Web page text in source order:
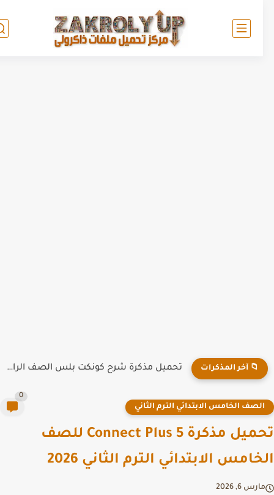
📁 آخر المذكرات تحميل مذكرة شرح كونكت بلس الصف الرابع الابتدائي الترم الاول...
الخامس الابتدائي الترم الثاني
تحميل مذكرة Connect Plus 5 للصف
الابتدائي الترم الثاني 2026
6, 2026